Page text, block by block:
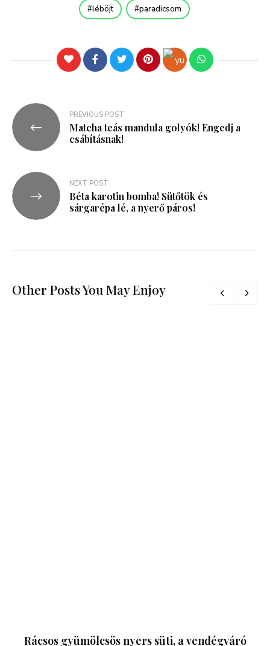
léböjt paradicsom
PREVIOUS POST
Matcha teás mandula golyók! Engedj a
csábításnak!
NEXT POST
Béta karotin bomba! Sütőtök és
sárgarépa lé, a nyerő páros!
Other Posts You May Enjoy
Rácsos gyümölcsös nyers süti, a vendégváró